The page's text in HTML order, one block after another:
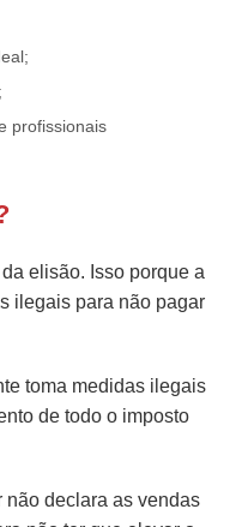
profissionais
elisão. Isso porque a
ilegais para não pagar
toma medidas ilegais
de todo o imposto
declara as vendas